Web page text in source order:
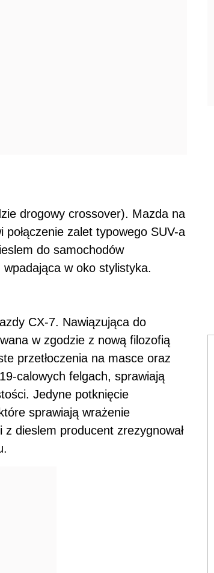
drogowy crossover). Mazda na
zalet typowego SUV-a
do samochodów
w oko stylistyka.
CX-7. Nawiązująca do
w zgodzie z nową filozofią
przetłoczenia na masce oraz
calowych felgach, sprawiają
Jedyne potknięcie
sprawiają wrażenie
z dieslem producent zrezygnował